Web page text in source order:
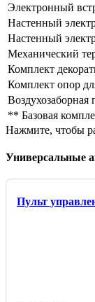
Электронный
Настенный
Настенный
Механический
Комплект
Комплект опор
** Базовая
Нажмите, чтобы
Универсальные
Пульт